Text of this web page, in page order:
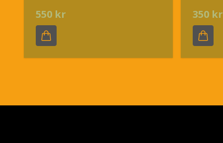
550 kr 350 kr